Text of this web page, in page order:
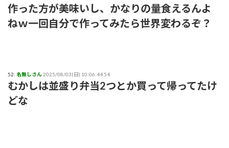
作った方が美味いし、かなりの量食えるんよ
ねｗ一回自分で作ってみたら世界変わるぞ？
52: 名無しさん2025/08/03(日) 10:06:44.54
むかしは並盛り弁当2つとか買って帰ってたけ
どな